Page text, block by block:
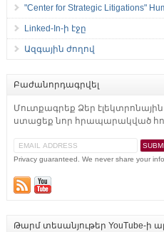
"Center for Strategic Litigations"
Linked-In-ի էջը
Ազգային ժողով
Բաժանորդագրվել
Մուտքագրեք Ձեր
ստացեք նոր հրապարակված
Privacy guaranteed. We never share your
Թարմ տեսանյութեր YouTube-ի